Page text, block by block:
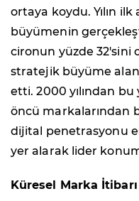
ortaya koydu. Yılın ilk
büyümenin
cironun yüzde 32'sini
stratejik büyüme
etti. 2000 yılından
öncü markalarından
dijital penetrasyonu
yer alarak lider
Küresel Marka İtibarı